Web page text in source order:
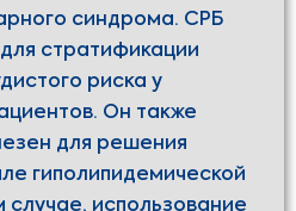
синдрома. СРБ
стратификации
риска у
Он также
для решения
гиполипидемической
случае, использование